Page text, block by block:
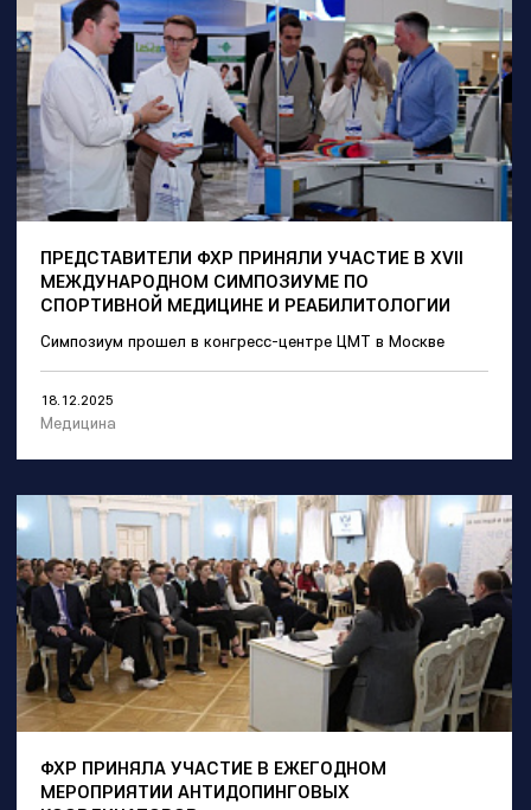
ПРЕДСТАВИТЕЛИ ФХР ПРИНЯЛИ УЧАСТИЕ В XVII
МЕЖДУНАРОДНОМ СИМПОЗИУМЕ ПО
СПОРТИВНОЙ МЕДИЦИНЕ И РЕАБИЛИТОЛОГИИ
Симпозиум прошел в конгресс-центре ЦМТ в Москве
18.12.2025
Медицина
ФХР ПРИНЯЛА УЧАСТИЕ В ЕЖЕГОДНОМ
МЕРОПРИЯТИИ АНТИДОПИНГОВЫХ